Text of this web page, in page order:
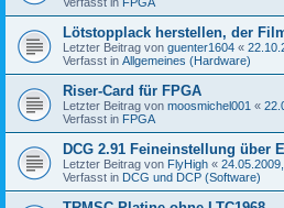
Lötstopplack herstellen, der
Letzter Beitrag von guenter1604 «
Verfasst in Allgemeines (Hardware)
Riser-Card für FPGA
Letzter Beitrag von moosmichel001 «
Verfasst in FPGA
DCG 2.91 Feineinstellung über
Letzter Beitrag von FlyHigh «
Verfasst in DCG und DCP (Software)